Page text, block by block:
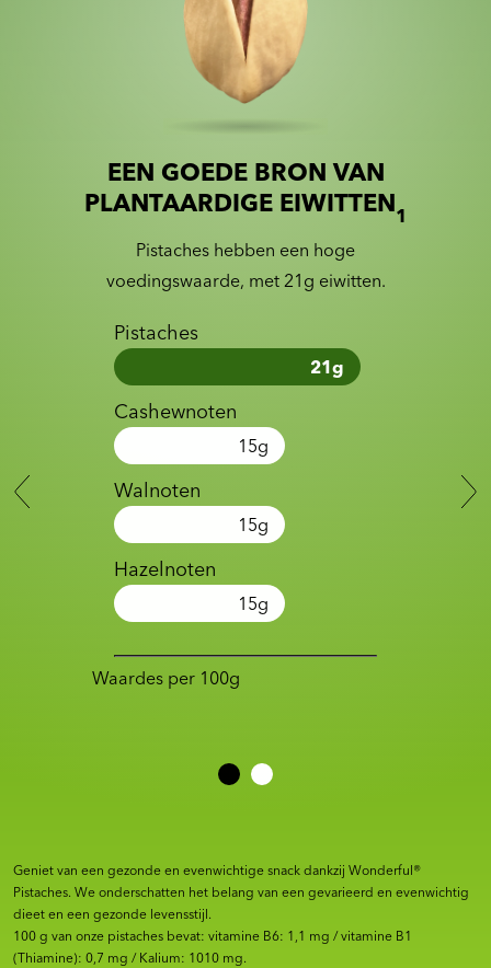
Slider with nutrition information
Slide 1 of 2
EEN GOEDE BRON VAN
PLANTAARDIGE EIWITTEN1
Pistaches hebben een hoge
voedingswaarde, met 21g eiwitten.
Pistaches
21g
Cashewnoten
15g
Walnoten
15g
Hazelnoten
15g
Waardes per 100g
Geniet van een gezonde en evenwichtige snack dankzij Wonderful®
Pistaches. We onderschatten het belang van een gevarieerd en evenwichtig
dieet en een gezonde levensstijl.
100 g van onze pistaches bevat: vitamine B6: 1,1 mg / vitamine B1
(Thiamine): 0,7 mg / Kalium: 1010 mg.